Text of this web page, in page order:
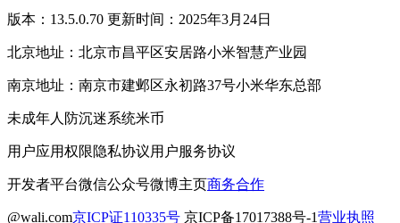
版本：13.5.0.70 更新时间：2025年3月24日
北京地址：北京市昌平区安居路小米智慧产业园
南京地址：南京市建邺区永初路37号小米华东总部
未成年人防沉迷系统米币
用户应用权限隐私协议用户服务协议
开发者平台微信公众号微博主页商务合作
@wali.com京ICP证110335号 京ICP备17017388号-1营业执照